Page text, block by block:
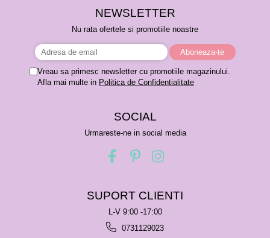
NEWSLETTER
Nu rata ofertele si promotiile noastre
Vreau sa primesc newsletter cu promotiile magazinului.
Afla mai multe in Politica de Confidentialitate
SOCIAL
Urmareste-ne in social media
SUPORT CLIENTI
L-V 9:00 -17:00
0731129023